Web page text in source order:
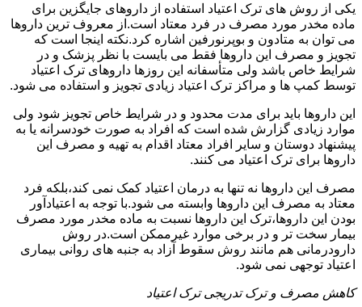
یکی از روش های ترک اعتیاد استفاده از داروهای جایگزین برای
ماده مخدر مورد مصرف در فرد معتاد است.از معروف ترین داروها
می توان به متادون و بوپرنورفین اشاره کرد.نکته اینجا است که
تجویز و مصرف این داروها فقط می بایست با نظر پزشک و در
شرایط خاص باشد ولی متأسفانه این روزها داروهای ترک اعتیاد
توسط کمپ ها و مراکز ترک اعتیاد زیادی تجویز و استفاده می شود.
این داروها باید برای مدت محدود و در شرایط خاص تجویز شود ولی
موارد زیادی گزارش شده است که افراد به صورت خودسرانه یا به
پیشنهاد دوستان و سایر افراد معتاد اقدام به تهیه و مصرف این
داروها برای ترک اعتیاد می کنند.
مصرف این داروها نه تنها به درمان اعتیاد کمک نمی کند،بلکه فرد
معتاد به مصرف این داروها وابسته می شود.با توجه به اعتیادآور
بودن این داروها،ترک این داروها نسبت به ماده مخدر مورد مصرف
بیمار سخت تر و در برخی موارد غیرممکن است.در روش
دارودرمانی هم مانند روش سقوط آزاد به جنبه های روانی بیماری
اعتیاد توجهی نمی شود.
کاهش مصرف و ترک تدریجی ترک اعتیاد